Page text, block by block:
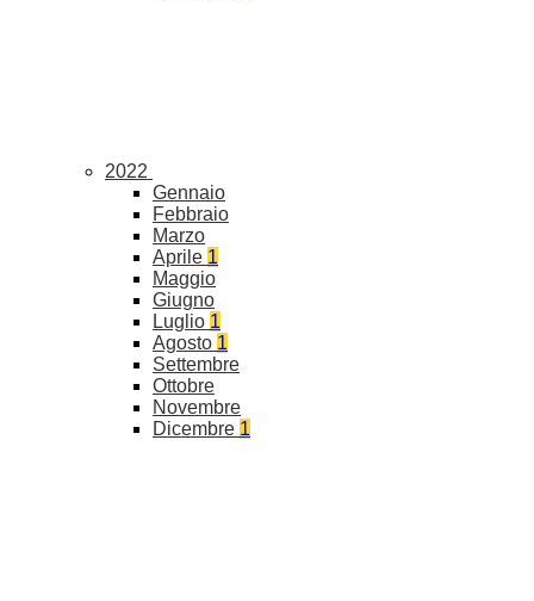
2022
Gennaio
Febbraio
Marzo
Aprile 1
Maggio
Giugno
Luglio 1
Agosto 1
Settembre
Ottobre
Novembre
Dicembre 1